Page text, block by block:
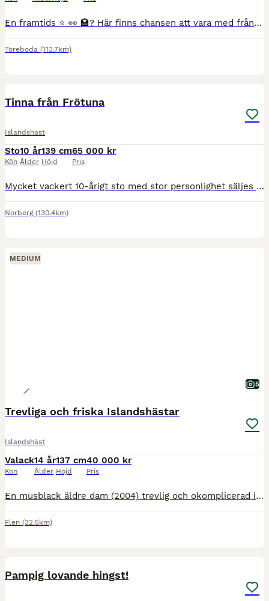
En framtids ⭐ 👀 🏩? ​Här finns chansen att vara med från början och 🐎 en fantastiskt fin, 3-årig unghingst med framtiden för sig. Alfakongur är en individ med hög utvecklingspotential och ett fanta
Töreboda (113.7km)
Tinna från Frötuna
Islandshäst
Sto
Kön
10 år
Ålder
139 cm
Höjd
65 000 kr
Pris
Mycket vackert 10-årigt sto med stor personlighet säljes till rätt köpare. Mycket känslig typ. Ej för nybörjare. Pigg och framåt. Snäll att sköta och sko. Van att ridas ensam, med kompis och i trafik
Norberg (130.4km)
MEDIUM
5
Trevliga och friska Islandshästar
Islandshäst
Valack
Kön
14 år
Ålder
137 cm
Höjd
40 000 kr
Pris
En musblack äldre dam (2004) trevlig och okomplicerad i all hantering, inriden. Har två föl efter sig, fin stam. Och en brun herre (2012) med härlig personlighet, ej inriden men skulle bli en väldig
Flen (32.5km)
Pampig lovande hingst!